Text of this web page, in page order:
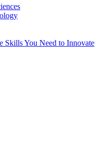
Skills You Need to Innovate